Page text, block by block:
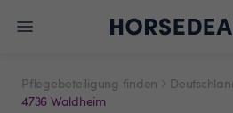
Pflegebeteiligung finden
4736 Waldheim